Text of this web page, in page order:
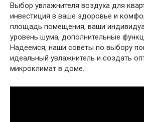
Выбор увлажнителя воздуха для
инвестиция в ваше здоровье и
площадь помещения, ваши
уровень шума, дополнительные
Надеемся, наши советы по выбору
идеальный увлажнитель и создать
микроклимат в доме.